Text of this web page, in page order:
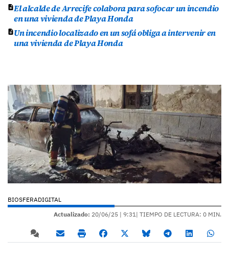
El alcalde de Arrecife colabora para sofocar un incendio
en una vivienda de Playa Honda
Un incendio localizado en un sofá obliga a intervenir en
una vivienda de Playa Honda
BIOSFERADIGITAL
Actualizado: 20/06/25 | 9:31| TIEMPO DE LECTURA: 0 MIN.